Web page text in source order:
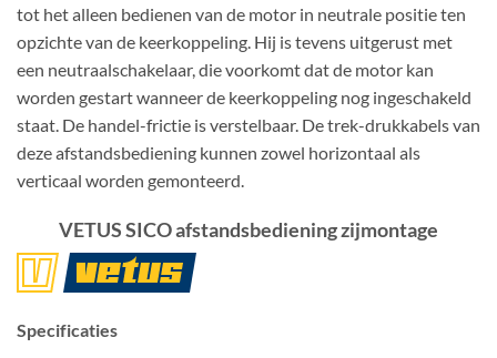
tot het alleen bedienen van de motor in neutrale positie ten
opzichte van de keerkoppeling. Hij is tevens uitgerust met
een neutraalschakelaar, die voorkomt dat de motor kan
worden gestart wanneer de keerkoppeling nog ingeschakeld
staat. De handel-frictie is verstelbaar. De trek-drukkabels van
deze afstandsbediening kunnen zowel horizontaal als
verticaal worden gemonteerd.
VETUS SICO afstandsbediening zijmontage
Specificaties